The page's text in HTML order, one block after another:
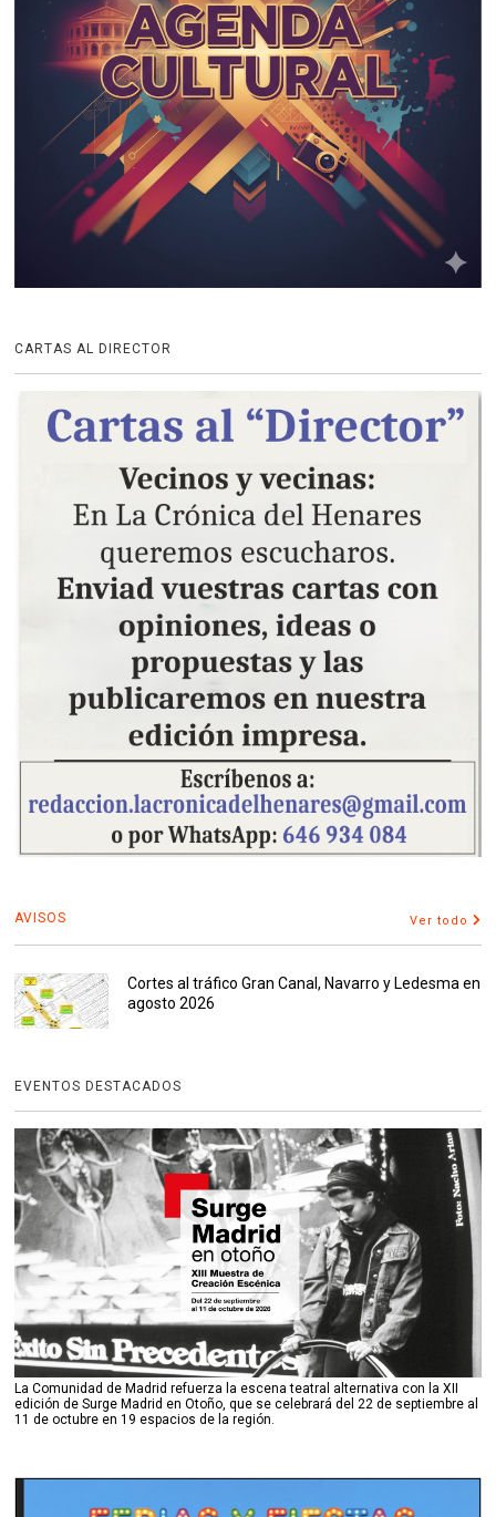
CARTAS AL DIRECTOR
AVISOS Ver todo
Cortes al tráfico Gran Canal, Navarro y Ledesma en
agosto 2026
EVENTOS DESTACADOS
La Comunidad de Madrid refuerza la escena teatral alternativa con la XII
edición de Surge Madrid en Otoño, que se celebrará del 22 de septiembre al
11 de octubre en 19 espacios de la región.